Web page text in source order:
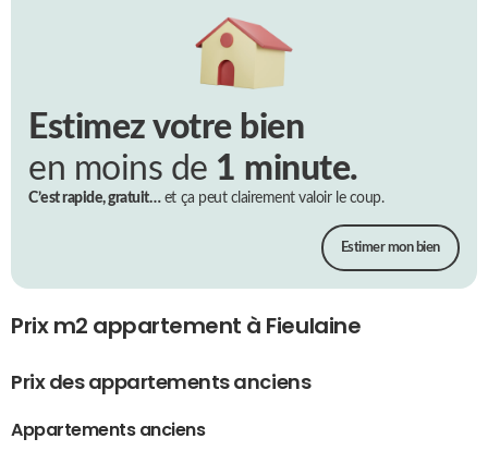
Estimez votre bien
en moins de 1 minute.
C’est rapide, gratuit…et ça peut clairement valoir le coup.
Estimer mon bien
Prix m2 appartement à Fieulaine
Prix des appartements anciens
Appartements anciens